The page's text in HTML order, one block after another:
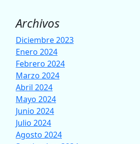
Archivos
Diciembre 2023
Enero 2024
Febrero 2024
Marzo 2024
Abril 2024
Mayo 2024
Junio 2024
Julio 2024
Agosto 2024